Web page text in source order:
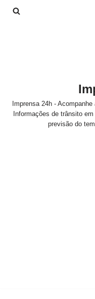
Imprensa 24h -
Informações de trânsito
previsão do